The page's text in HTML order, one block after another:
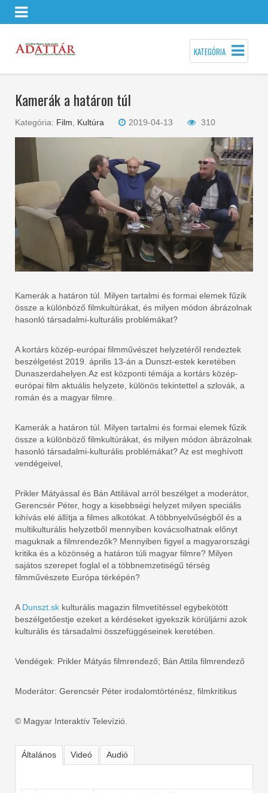
KATEGÓRIA
Kamerák a határon túl
Kategória: Film Kultúra 2019-04-13 310
Kamerák a határon túl. Milyen tartalmi és formai elemek fűzik
össze a különböző filmkultúrákat, és milyen módon ábrázolnak
hasonló társadalmi-kulturális problémákat?
A kortárs közép-európai filmművészet helyzetéről rendeztek
beszélgetést 2019. április 13-án a Dunszt-estek keretében
Dunaszerdahelyen.Az est központi témája a kortárs közép-
európai film aktuális helyzete, különös tekintettel a szlovák, a
román és a magyar filmre.
Kamerák a határon túl. Milyen tartalmi és formai elemek fűzik
össze a különböző filmkultúrákat, és milyen módon ábrázolnak
hasonló társadalmi-kulturális problémákat? Az est meghívott
vendégeivel,
Prikler Mátyással és Bán Attilával arról beszélget a moderátor,
Gerencsér Péter, hogy a kisebbségi helyzet milyen speciális
kihívás elé állítja a filmes alkotókat. A többnyelvűségből és a
multikulturális helyzetből mennyiben kovácsolhatnak előnyt
maguknak a filmrendezők? Mennyiben figyel a magyarországi
kritika és a közönség a határon túli magyar filmre? Milyen
sajátos szerepet foglal el a többnemzetiségű térség
filmművészete Európa térképén?
A Dunszt.sk kulturális magazin filmvetítéssel egybekötött
beszélgetőestje ezeket a kérdéseket igyekszik körüljárni azok
kulturális és társadalmi összefüggéseinek keretében.
Vendégek: Prikler Mátyás filmrendező; Bán Attila filmrendező
Moderátor: Gerencsér Péter irodalomtörténész, filmkritikus
© Magyar Interaktív Televízió.
Általános Videó Audió